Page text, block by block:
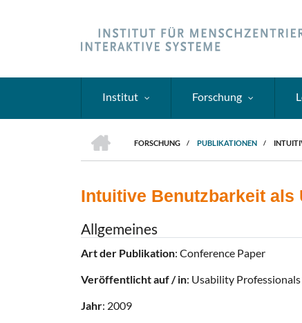
Institut Forschung
PFADNAVIGATION
FORSCHUNG
/ PUBLIKATIONEN /
Intuitive Benutzbarkeit als
Allgemeines
Art der Publikation: Conference Paper
Veröffentlicht auf / in: Usability
Jahr: 2009